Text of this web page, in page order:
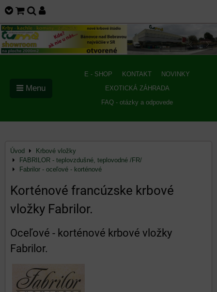
E - SHOP KONTAKT
NOVINKY
EXOTICKÁ ZÁHRADA
FAQ - otázky a odpovede
Menu
Úvod
Krbové vložky
FABRILOR - teplovzdušné, teplovodné /FR/
Fabrilor - oceľové - korténové
Korténové francúzske krbové
vložky Fabrilor.
Oceľové - korténové krbové vložky
Fabrilor.